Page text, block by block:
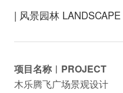
| 风景园林
项目名称︱PROJECT
木乐腾飞广场景观设计